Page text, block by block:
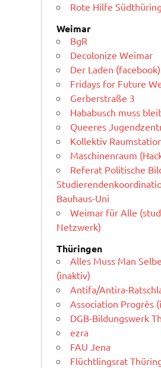
Rote Hilfe
Weimar
BgR
Decolonize Weimar
Der Laden (facebook)
Fridays for Future
Gerberstraße 3
Hababusch muss
Queeres
Kollektiv
Maschinenraum
Referat Politische
Bauhaus-Uni
Weimar für Alle
Netzwerk)
Thüringen
Alles Muss Man
(inaktiv)
Antifa/Antira-
Association Progrès
DGB-Bildungswerk
ezra
FAU Jena
Flüchtlingsrat